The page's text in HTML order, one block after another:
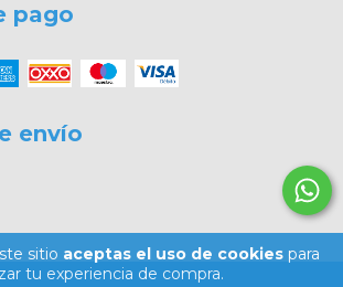
sitio aceptas el uso de cookiespara
tu experiencia de compra.
pago
envío